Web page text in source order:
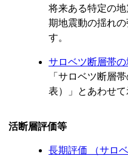
将来ある特定の
期地震動の揺れ
す。
サロベツ断層帯
「サロベツ断層
表）」とあわせて
断層評価等
長期評価 （サロ